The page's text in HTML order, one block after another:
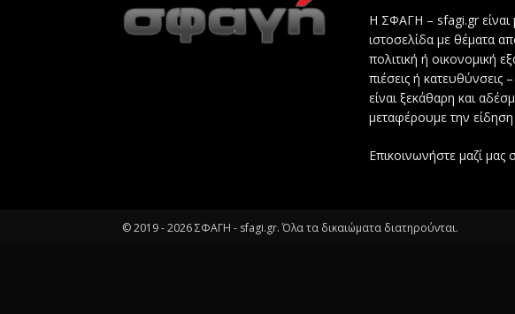
Η ΣΦΑΓΗ – sfagi.gr είναι
ιστοσελίδα με θέματα
πολιτική ή οικονομική
πιέσεις ή
είναι ξεκάθαρη και
μεταφέρουμε την
Επικοινωνήστε μαζί μας
© 2019 -2026ΣΦΑΓΗ - sfagi.gr. Όλα τα δικαιώματα διατηρούνται.